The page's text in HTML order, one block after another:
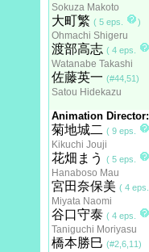
Sokuza Makoto
大町繁 ( 5 eps. )
Ohmachi Shigeru
渡部高志 ( 4 eps.
Watanabe Takashi
佐藤英一 (#44,51)
Satou Hidekazu
Animation Director:
菊地城二 ( 9 eps.
Kikuchi Jouji
花畑まう ( 5 eps.
Hanaboso Mau
宮田奈保美 ( 4 eps.
Miyata Naomi
谷口守泰 ( 4 eps.
Taniguchi Moriyasu
橋本勝巳 (#2,6,11)